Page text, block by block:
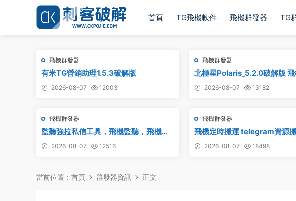
首頁 TG飛機軟件 飛機群發器 TG
飛機群發器
有米TG營銷助理1.5.3破解版
2026-08-07 12003
飛機群發器
北極星Polaris_5.2.0破解版 飛
_TG群發軟件_Telegram群發
版
2026-08-07 13182
飛機群發器
監聽強拉私信工具，飛機監聽，飛機監
聽強拉，飛機監聽自動拉人，破解版
2026-08-07 12516
飛機群發器
飛機定時搬運 telegram資源
道搬運 電報頻道克隆
2026-08-07 18498
當前位置： 首頁 群發器資訊 正文